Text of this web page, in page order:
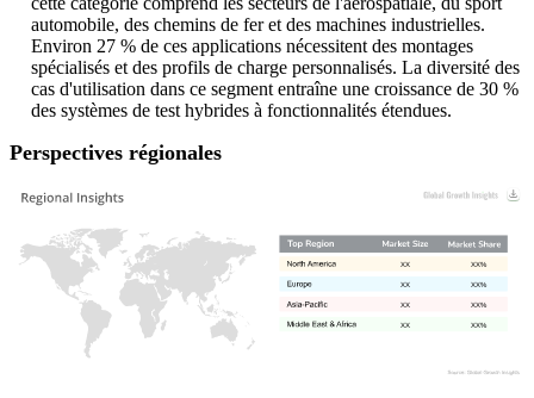
automobile, des chemins de fer et des machines industrielles.
Environ 27 % de ces applications nécessitent des montages
spécialisés et des profils de charge personnalisés. La diversité des
cas d'utilisation dans ce segment entraîne une croissance de 30 %
des systèmes de test hybrides à fonctionnalités étendues.
Perspectives régionales
XX%
XX
XX%
XX
XX%
XX
XX%
XX